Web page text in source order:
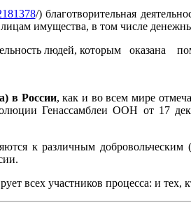
/) благотворительная
имущества, в том числе
людей, которым оказана
в России, как и во всем мире
Генассамблеи ООН от 17
к различным добровольческим
всех участников процесса: и тех,